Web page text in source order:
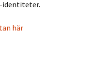
identiteter.
här